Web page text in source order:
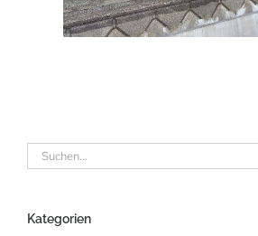
Suche
Kategorien